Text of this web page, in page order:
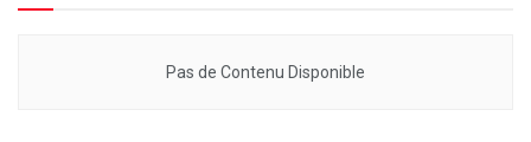
Pas de Contenu Disponible